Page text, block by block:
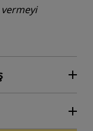
vermeyi